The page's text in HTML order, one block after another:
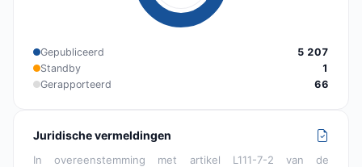
Gepubliceerd
5 207
Standby
1
Gerapporteerd
66
Juridische vermeldingen
In overeenstemming met artikel L111-7-2 van de